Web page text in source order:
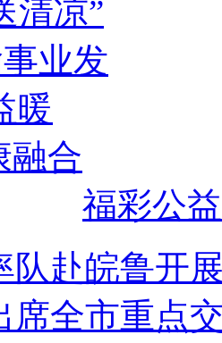
业发
福彩公
队赴皖鲁开
席全市重点